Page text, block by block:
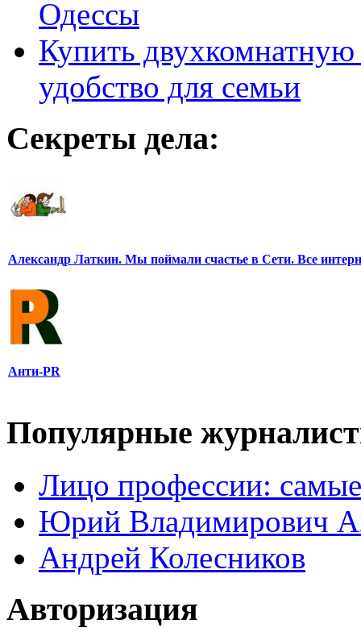
Одессы
Купить
удобство для семьи
Секреты дела:
Александр Латкин. Мы поймали счастье в Сети. Все интерн
Анти-PR
Популярные
Лицо профессии:
Юрий Владимирович
Андрей Колесников
Авторизация